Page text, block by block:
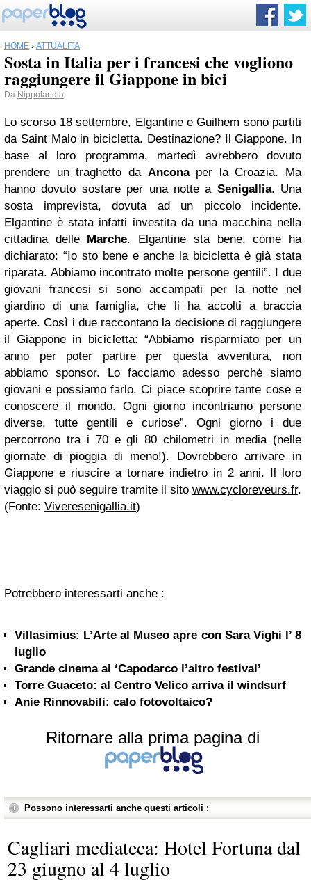
HOME › ATTUALITÀ
Sosta in Italia per i francesi che vogliono
raggiungere il Giappone in bici
Da Nippolandia
Lo scorso 18 settembre, Elgantine e Guilhem sono partiti
da Saint Malo in bicicletta. Destinazione? Il Giappone. In
base al loro programma, martedì avrebbero dovuto
prendere un traghetto da Anconaper la Croazia. Ma
hanno dovuto sostare per una notte a Senigallia. Una
sosta imprevista, dovuta ad un piccolo incidente.
Elgantine è stata infatti investita da una macchina nella
cittadina delle Marche. Elgantine sta bene, come ha
dichiarato: “Io sto bene e anche la bicicletta è già stata
riparata. Abbiamo incontrato molte persone gentili”. I due
giovani francesi si sono accampati per la notte nel
giardino di una famiglia, che li ha accolti a braccia
aperte. Così i due raccontano la decisione di raggiungere
il Giappone in bicicletta: “Abbiamo risparmiato per un
anno per poter partire per questa avventura, non
abbiamo sponsor. Lo facciamo adesso perché siamo
giovani e possiamo farlo. Ci piace scoprire tante cose e
conoscere il mondo. Ogni giorno incontriamo persone
diverse, tutte gentili e curiose”. Ogni giorno i due
percorrono tra i 70 e gli 80 chilometri in media (nelle
giornate di pioggia di meno!). Dovrebbero arrivare in
Giappone e riuscire a tornare indietro in 2 anni. Il loro
viaggio si può seguire tramite il sito www.cycloreveurs.fr.
(Fonte: Viveresenigallia.it)
Potrebbero interessarti anche :
Villasimius: L’Arte al Museo apre con Sara Vighi l’ 8
luglio
Grande cinema al ‘Capodarco l’altro festival’
Torre Guaceto: al Centro Velico arriva il windsurf
Anie Rinnovabili: calo fotovoltaico?
Ritornare alla prima pagina di
Possono interessarti anche questi articoli :
Cagliari mediateca: Hotel Fortuna dal
23 giugno al 4 luglio